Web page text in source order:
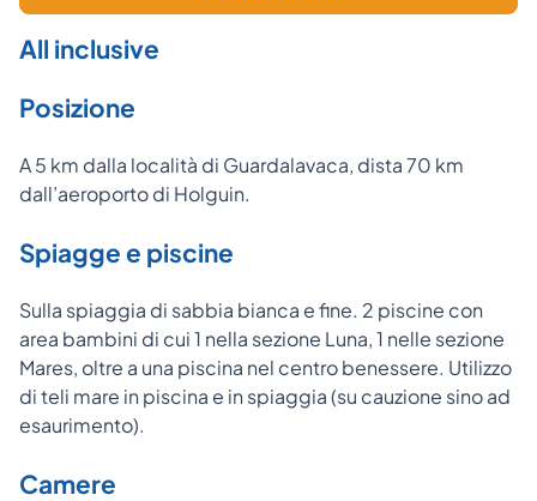
All inclusive
Posizione
A 5 km dalla località di Guardalavaca, dista 70 km
dall’aeroporto di Holguin.
Spiagge e piscine
Sulla spiaggia di sabbia bianca e fine. 2 piscine con
area bambini di cui 1 nella sezione Luna, 1 nelle sezione
Mares, oltre a una piscina nel centro benessere. Utilizzo
di teli mare in piscina e in spiaggia (su cauzione sino ad
esaurimento).
Camere